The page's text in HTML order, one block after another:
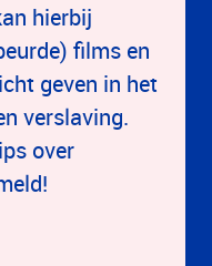
hierbij
films en
geven in het
verslaving.
over